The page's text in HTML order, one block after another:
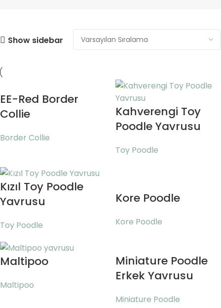
Show sidebar
EE-Red Border
Collie
Border Collie
Kahverengi Toy
Poodle Yavrusu
Toy Poodle
Kızıl Toy Poodle
Yavrusu
Toy Poodle
Kore Poodle
Kore Poodle
Maltipoo
Maltipoo
Miniature Poodle
Erkek Yavrusu
Miniature Poodle